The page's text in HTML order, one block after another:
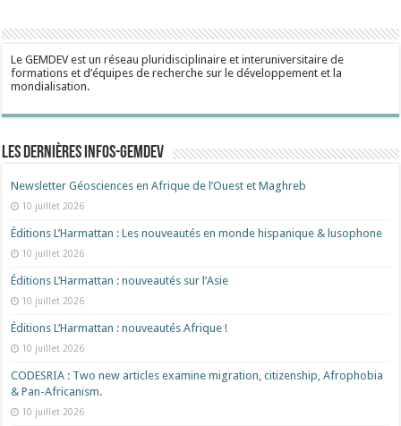
Le GEMDEV est un réseau pluridisciplinaire et interuniversitaire de
formations et d’équipes de recherche sur le développement et la
mondialisation.
Les dernières Infos-Gemdev
Newsletter Géosciences en Afrique de l’Ouest et Maghreb
10 juillet 2026
Éditions L’Harmattan : Les nouveautés en monde hispanique & lusophone
10 juillet 2026
Éditions L’Harmattan : nouveautés sur l’Asie
10 juillet 2026
Éditions L’Harmattan : nouveautés Afrique !​
10 juillet 2026
CODESRIA : Two new articles examine migration, citizenship, Afrophobia
& Pan-Africanism.
10 juillet 2026